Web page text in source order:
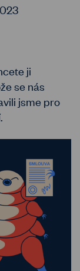
ji
se nás
jsme pro